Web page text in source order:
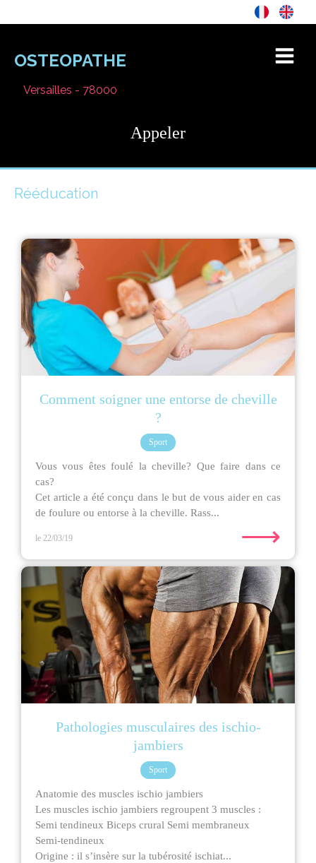
OSTEOPATHE
Versailles - 78000
Appeler
Rééducation
Comment soigner une entorse de cheville
?
Sport
Vous vous êtes foulé la cheville? Que faire dans ce
cas?
Cet article a été conçu dans le but de vous aider en cas
de foulure ou entorse à la cheville. Rass...
le 22/03/19 ⟶
Pathologies musculaires des ischio-
jambiers
Sport
Anatomie des muscles ischio jambiers
Les muscles ischio jambiers regroupent 3 muscles :
Semi tendineux Biceps crural Semi membraneux
Semi-tendineux
Origine : il s’insère sur la tubérosité ischiat...